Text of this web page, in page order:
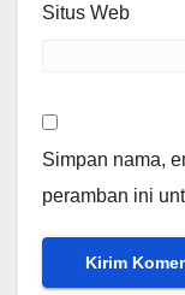
Situs Web
Simpan nama,
peramban ini